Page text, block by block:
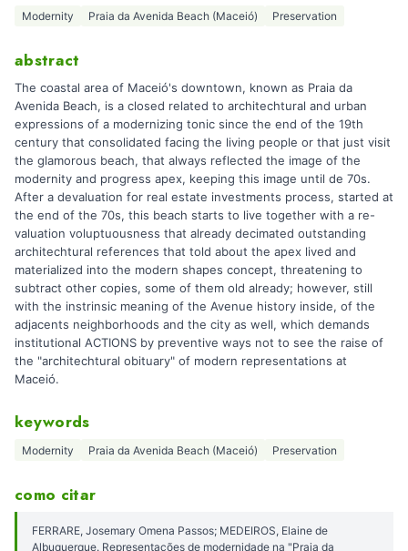
Modernity Praia da Avenida Beach (Maceió) Preservation
abstract
The coastal area of Maceió's downtown, known as Praia da
Avenida Beach, is a closed related to architechtural and urban
expressions of a modernizing tonic since the end of the 19th
century that consolidated facing the living people or that just visit
the glamorous beach, that always reflected the image of the
modernity and progress apex, keeping this image until de 70s.
After a devaluation for real estate investments process, started at
the end of the 70s, this beach starts to live together with a re-
valuation voluptuousness that already decimated outstanding
architechtural references that told about the apex lived and
materialized into the modern shapes concept, threatening to
subtract other copies, some of them old already; however, still
with the instrinsic meaning of the Avenue history inside, of the
adjacents neighborhoods and the city as well, which demands
institutional ACTIONS by preventive ways not to see the raise of
the "architechtural obituary" of modern representations at
Maceió.
keywords
Modernity Praia da Avenida Beach (Maceió) Preservation
como citar
FERRARE, Josemary Omena Passos; MEDEIROS, Elaine de
Albuquerque. Representações de modernidade na "Praia da